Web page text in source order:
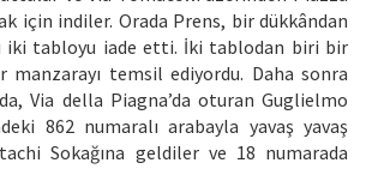
için indiler. Orada Prens, bir dükkândan
iki tabloyu iade etti. İki tablodan biri bir
manzarayı temsil ediyordu. Daha sonra
Via della Piagna’da oturan Guglielmo
862 numaralı arabayla yavaş yavaş
Sokağına geldiler ve 18 numarada